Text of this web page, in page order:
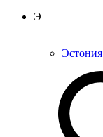
Э
Эстония